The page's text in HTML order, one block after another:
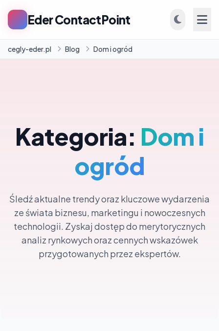
Eder ContactPoint
Blog
cegly-eder.pl Blog Dom i ogród
Kategoria: Dom i
ogród
Śledź aktualne trendy oraz kluczowe wydarzenia
ze świata biznesu, marketingu i nowoczesnych
technologii. Zyskaj dostęp do merytorycznych
analiz rynkowych oraz cennych wskazówek
przygotowanych przez ekspertów.